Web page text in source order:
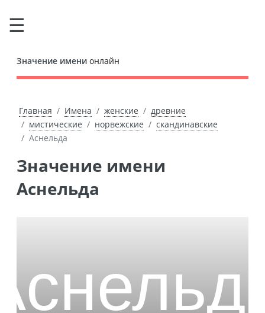
Значение имени онлайн
Главная Имена женские
древние
мистические
норвежские
скандинавские
Аснельда
Значение имени
Аснельда